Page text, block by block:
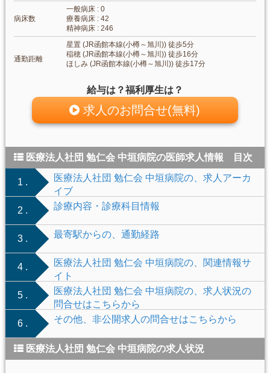
病床数
一般病床 : 0
療養病床 : 42
精神病床 : 246
通勤距離
星置 (JR函館本線(小樽～旭川)) 徒歩5分
稲穂 (JR函館本線(小樽～旭川)) 徒歩16分
ほしみ (JR函館本線(小樽～旭川)) 徒歩17分
給与は？福利厚生は？
求人のお問合せ(無料)
医療法人社団 勉仁会 中垣病院の医師求人情報 目次
1 .
医療法人社団 勉仁会 中垣病院の、求人アーカ
イブ
2 .
診療内容・診療科目情報
3 . 最寄駅からの、通勤経路
4 .
医療法人社団 勉仁会 中垣病院の、関連情報サ
イト
5 .
医療法人社団 勉仁会 中垣病院の、求人状況の
問合せはこちらから
6 .
その他、非公開求人の問合せはこちらから
医療法人社団 勉仁会 中垣病院の求人状況